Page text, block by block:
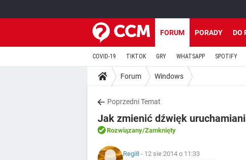
FORUM PORADY DO
COVID-19 TIKTOK GRY WHATSAPP SPOTIFY
Forum Windows
Poprzedni Temat
Jak zmienić dźwięk
Rozwiązany/Zamknięty
Regi8 - 12 sie 2014 o 11:33